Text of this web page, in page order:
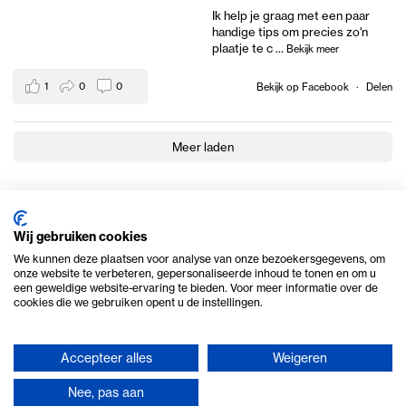
Ik help je graag met een paar
handige tips om precies zo'n
plaatje te c... Bekijk meer
Bekijk op Facebook · Delen
1 0 0
Meer laden
© 2026 Ome Piet Verhuur
Privacy en cookie beleid
Wij gebruiken cookies
We kunnen deze plaatsen voor analyse van onze bezoekersgegevens, om
onze website te verbeteren, gepersonaliseerde inhoud te tonen en om u
een geweldige website-ervaring te bieden. Voor meer informatie over de
cookies die we gebruiken opent u de instellingen.
Accepteer alles Weigeren
Nee, pas aan